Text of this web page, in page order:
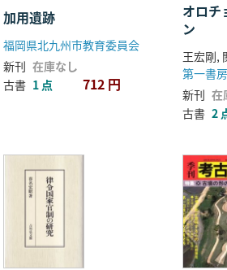
加用遺跡
福岡県北九州市教育委員会
新刊 在庫なし
古書 1 点 712 円
オロチ
ン
王宏剛,
第一書房
新刊 在
古書 2